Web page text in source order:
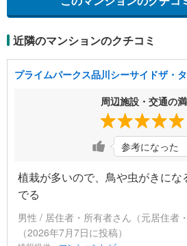
近隣のマンションのクチコミ
プライムパークス品川シーサイドザ・
周辺施設・交通の
参考になった
植栽が多いので、鳥や虫がきに
でる
男性 / 居住者・所有者さん（元居住者
（2026年7月7日に投稿）